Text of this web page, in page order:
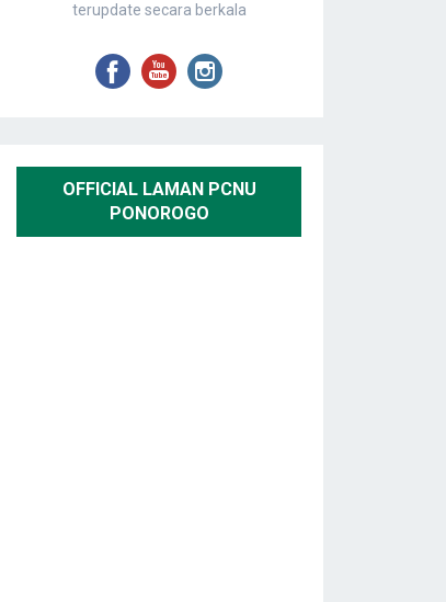
terupdate secara berkala
OFFICIAL LAMAN PCNU
PONOROGO